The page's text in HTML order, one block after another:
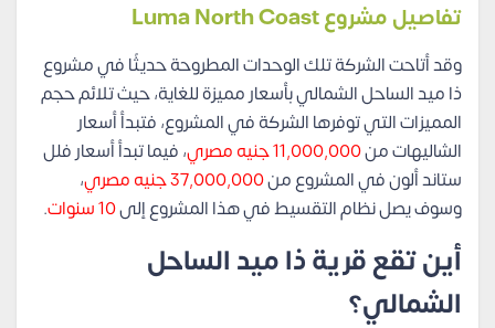
تفاصيل مشروع Luma North Coast
وقد أتاحت الشركة تلك الوحدات المطروحة حديثًا في مشروع
ذا ميد الساحل الشمالي بأسعار مميزة للغاية، حيث تلائم حجم
المميزات التي توفرها الشركة في المشروع، فتبدأ أسعار
الشاليهات من11,000,000 جنيه مصري
، فيما تبدأ أسعار فلل
ستاند ألون في المشروع من37,000,000 جنيه مصري
،
وسوف يصل نظام التقسيط في هذا المشروع إلى10 سنوات .
أين تقع قرية ذا ميد الساحل
الشمالي؟